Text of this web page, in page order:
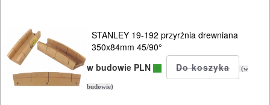
OGRODNICZE
NARZĘDZIA
PILARKI-
KOSIARKI-
STANLEY 19-192 przyrżnia drewniana
350x84mm 45/90°
w budowie PLN
(w
budowie)